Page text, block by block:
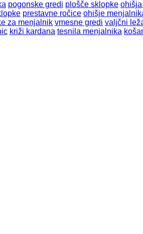
pogonske gredi plošče sklopke ohišja
prestavne ročice ohišje
za menjalnik vmesne gredi valjčni
križi kardana tesnila menjalnika